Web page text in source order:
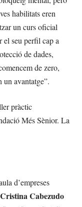
habilitats eren
un curs oficial
el seu perfil cap a
de dades,
de zero,
un avantatge”.
pràctic
Més Sènior. La
d’empreses
Cristina Cabezudo